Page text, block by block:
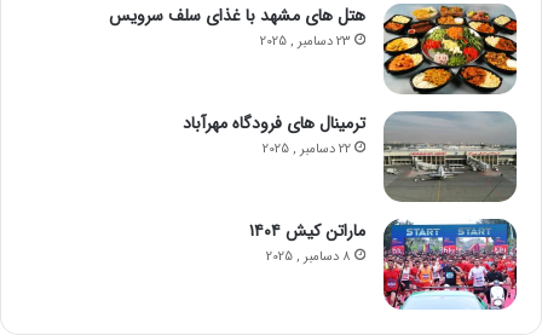
هتل‌ های مشهد با غذای سلف سرویس
23 دسامبر , 2025
ترمینال های فرودگاه مهرآباد
22 دسامبر , 2025
ماراتن کیش ۱۴۰۴
8 دسامبر , 2025